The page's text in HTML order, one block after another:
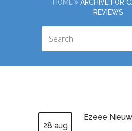
HOME
ARCHIVE FOR
REVIEWS
28 aug
Ezeee